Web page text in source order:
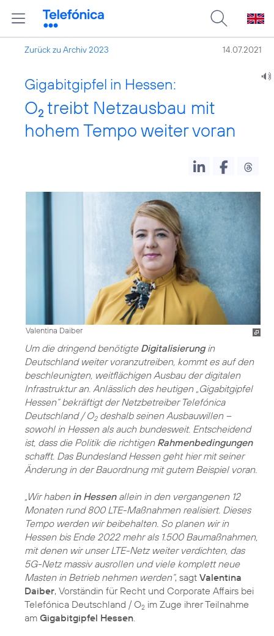
Zurück zu Archiv 2023 14.07.2021
Gigabitgipfel in Hessen:
O2 treibt Netzausbau mit
hohem Tempo weiter voran
Valentina Daiber
Um die dringend benötigte Digitalisierungin
Deutschland weiter voranzutreiben, kommt es auf den
beschleunigten, weitflächigen Ausbau der digitalen
Infrastruktur an. Anlässlich des heutigen „Gigabitgipfel
Hessen“ bekräftigt der Netzbetreiber Telefónica
Deutschland / O2deshalb seinen Ausbauwillen –
sowohl in Hessen als auch bundesweit. Entscheidend
ist, dass die Politik die richtigen Rahmenbedingungen
schafft. Das Bundesland Hessen geht hier mit seiner
Änderung in der Bauordnung mit gutem Beispiel voran.
„Wir haben in Hessenallein in den vergangenen 12
Monaten rund 800 LTE-Maßnahmen realisiert. Dieses
Tempo werden wir beibehalten. So planen wir in
Hessen bis Ende 2022 mehr als 1.500 Baumaßnahmen,
mit denen wir unser LTE-Netz weiter verdichten, das
5G-Netz massiv ausrollen und viele komplett neue
Masten in Betrieb nehmen werden“, sagt Valentina
Daiber, Vorständin für Recht und Corporate Affairs bei
Telefónica Deutschland / O2 im Zuge ihrer Teilnahme
am Gigabitgipfel Hessen